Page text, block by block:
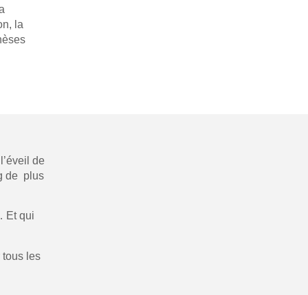
la
de
de plus
Et qui
tous les